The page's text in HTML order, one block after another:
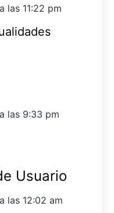
las 11:22 pm
las 9:33 pm
Usuario
las 12:02 am